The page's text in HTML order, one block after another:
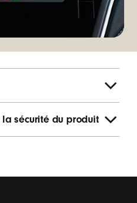
sécurité du produit